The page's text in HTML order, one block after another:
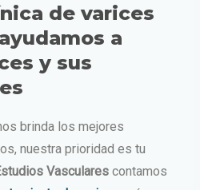
de varices
a
y sus
brinda los mejores
nuestra prioridad es tu
Vascularescontamos